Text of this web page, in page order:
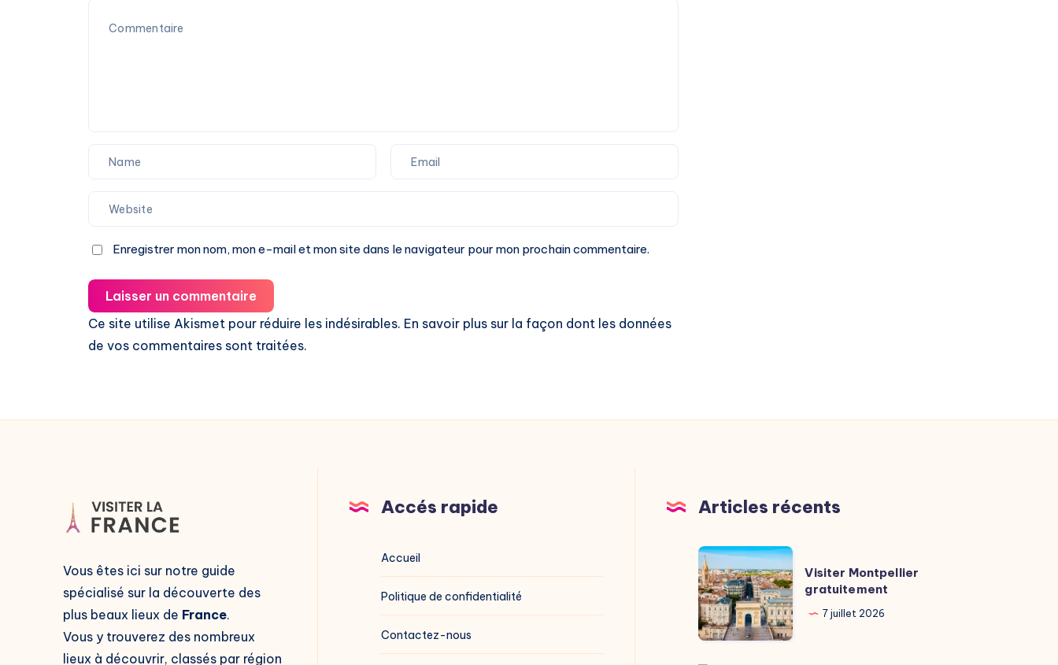
Enregistrer mon nom, mon e-mail et mon site dans le navigateur pour mon prochain commentaire.
Laisser un commentaire
Ce site utilise Akismet pour réduire les indésirables. En savoir plus sur la façon dont les données
de vos commentaires sont traitées.
Vous êtes ici sur notre guide
spécialisé sur la découverte des
plus beaux lieux de France.
Vous y trouverez des nombreux
lieux à découvrir, classés par région
Accés rapide
Accueil
Politique de confidentialité
Contactez-nous
Articles récents
Visiter
Montpellier
gratuitement
Visiter Montpellier
gratuitement
7 juillet 2026